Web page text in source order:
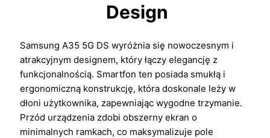
Design
Samsung A35 5G DS wyróżnia się nowoczesnym i
atrakcyjnym designem, który łączy elegancję z
funkcjonalnością. Smartfon ten posiada smukłą i
ergonomiczną konstrukcję, która doskonale leży w
dłoni użytkownika, zapewniając wygodne trzymanie.
Przód urządzenia zdobi obszerny ekran o
minimalnych ramkach, co maksymalizuje pole